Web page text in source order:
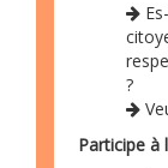
?
Participe à